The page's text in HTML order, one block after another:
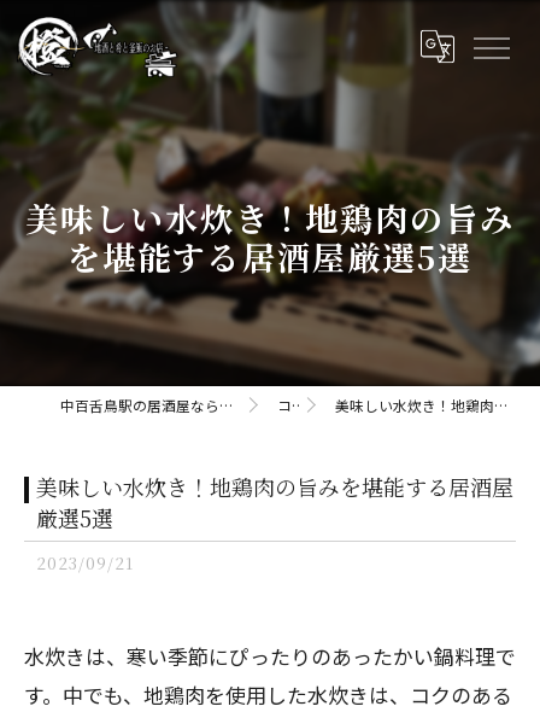
美味しい水炊き！地鶏肉の旨み
を堪能する居酒屋厳選5選
中百舌鳥駅の居酒屋なら橙daidaii-地酒と肴と釜飯のお店 コラム 美味しい水炊き！地鶏肉の旨みを堪能する居酒屋厳選5選
美味しい水炊き！地鶏肉の旨みを堪能する居酒屋
厳選5選
2023/09/21
水炊きは、寒い季節にぴったりのあったかい鍋料理で
す。中でも、地鶏肉を使用した水炊きは、コクのある